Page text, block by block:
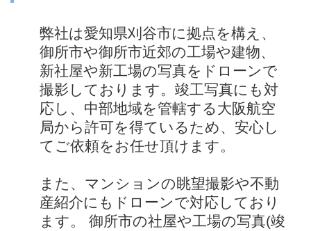
弊社は愛知県刈谷市に拠点を構え、
御所市や御所市近郊の工場や建物、
新社屋や新工場の写真をドローンで
撮影しております。竣工写真にも対
応し、中部地域を管轄する大阪航空
局から許可を得ているため、安心し
てご依頼をお任せ頂けます。
また、マンションの眺望撮影や不動
産紹介にもドローンで対応しており
ます。 御所市の社屋や工場の写真(竣